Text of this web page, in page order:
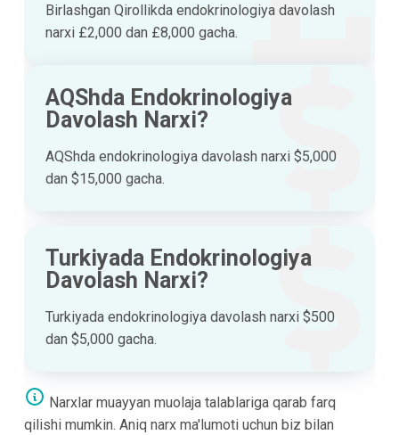
Birlashgan Qirollikda endokrinologiya davolash
narxi £2,000 dan £8,000 gacha.
AQShda Endokrinologiya
Davolash Narxi?
AQShda endokrinologiya davolash narxi $5,000
dan $15,000 gacha.
Turkiyada Endokrinologiya
Davolash Narxi?
Turkiyada endokrinologiya davolash narxi $500
dan $5,000 gacha.
Narxlar muayyan muolaja talablariga qarab farq
qilishi mumkin. Aniq narx ma'lumoti uchun biz bilan